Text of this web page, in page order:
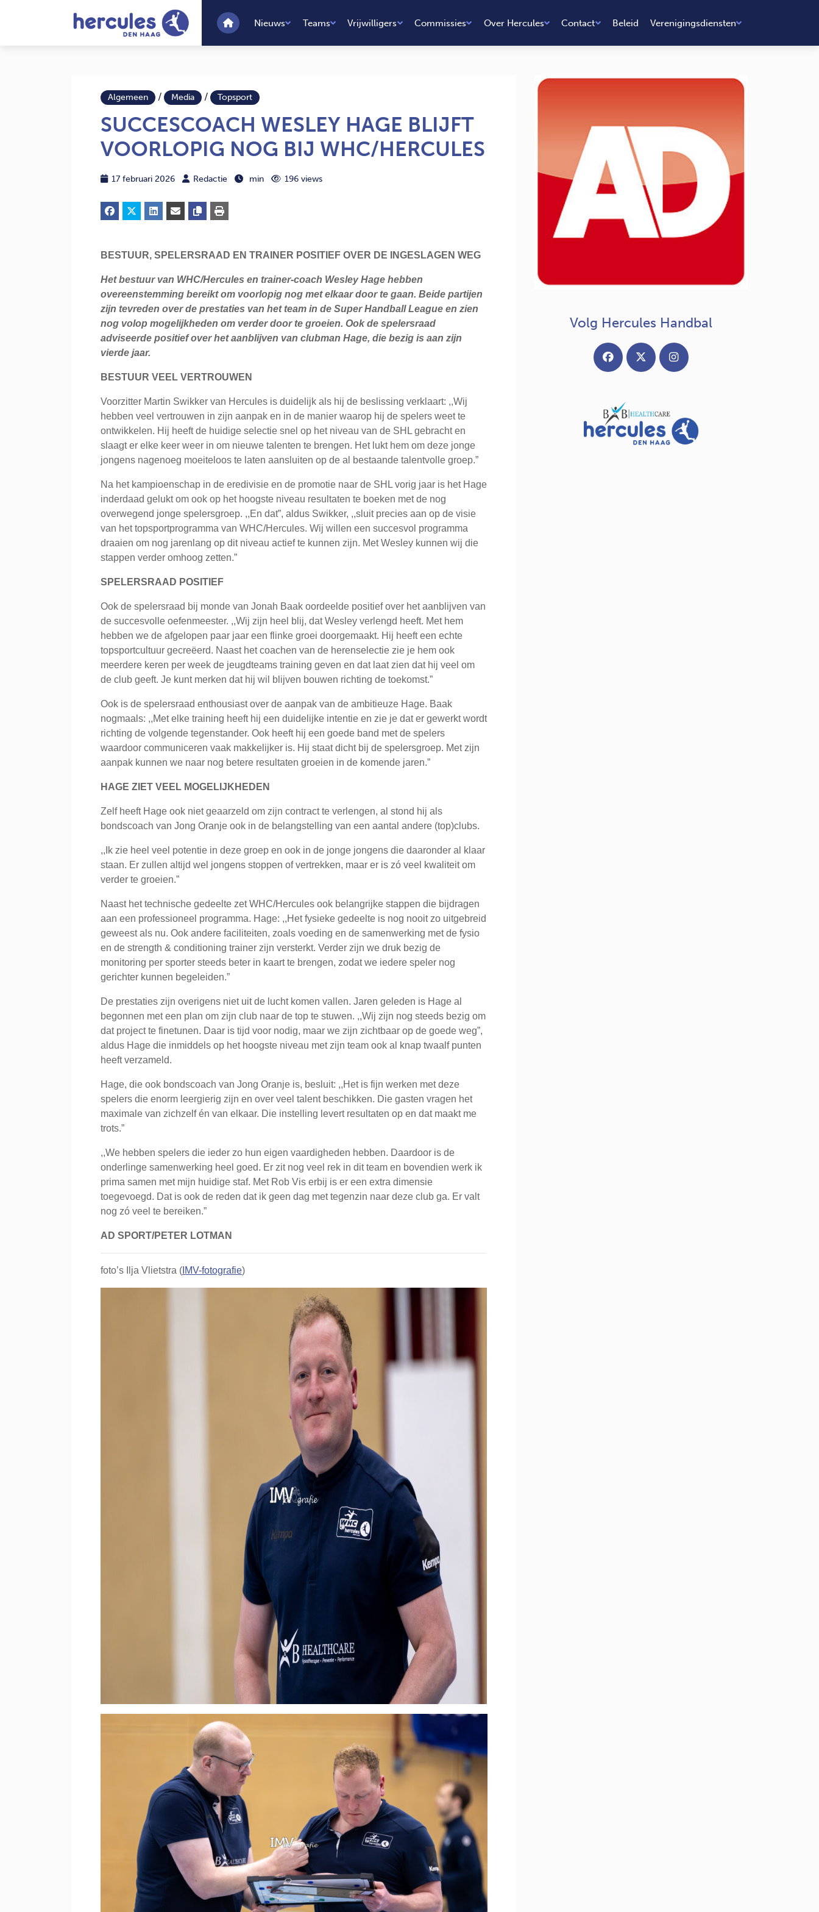
Nieuws Teams Vrijwilligers Commissies Over Hercules Contact Beleid Verenigingsdiensten
Algemeen / Media / Topsport
SUCCESCOACH WESLEY HAGE BLIJFT
VOORLOPIG NOG BIJ WHC/HERCULES
17 februari 2026 Redactie min 196 views
BESTUUR, SPELERSRAAD EN TRAINER POSITIEF OVER DE INGESLAGEN WEG
Het bestuur van WHC/Hercules en trainer-coach Wesley Hage hebben
overeenstemming bereikt om voorlopig nog met elkaar door te gaan. Beide partijen
zijn tevreden over de prestaties van het team in de Super Handball League en zien
nog volop mogelijkheden om verder door te groeien. Ook de spelersraad
adviseerde positief over het aanblijven van clubman Hage, die bezig is aan zijn
vierde jaar.
BESTUUR VEEL VERTROUWEN
Voorzitter Martin Swikker van Hercules is duidelijk als hij de beslissing verklaart: ,,Wij
hebben veel vertrouwen in zijn aanpak en in de manier waarop hij de spelers weet te
ontwikkelen. Hij heeft de huidige selectie snel op het niveau van de SHL gebracht en
slaagt er elke keer weer in om nieuwe talenten te brengen. Het lukt hem om deze jonge
jongens nagenoeg moeiteloos te laten aansluiten op de al bestaande talentvolle groep.”
Na het kampioenschap in de eredivisie en de promotie naar de SHL vorig jaar is het Hage
inderdaad gelukt om ook op het hoogste niveau resultaten te boeken met de nog
overwegend jonge spelersgroep. ,,En dat”, aldus Swikker, ,,sluit precies aan op de visie
van het topsportprogramma van WHC/Hercules. Wij willen een succesvol programma
draaien om nog jarenlang op dit niveau actief te kunnen zijn. Met Wesley kunnen wij die
stappen verder omhoog zetten.”
SPELERSRAAD POSITIEF
Ook de spelersraad bij monde van Jonah Baak oordeelde positief over het aanblijven van
de succesvolle oefenmeester. ,,Wij zijn heel blij, dat Wesley verlengd heeft. Met hem
hebben we de afgelopen paar jaar een flinke groei doorgemaakt. Hij heeft een echte
topsportcultuur gecreëerd. Naast het coachen van de herenselectie zie je hem ook
meerdere keren per week de jeugdteams training geven en dat laat zien dat hij veel om
de club geeft. Je kunt merken dat hij wil blijven bouwen richting de toekomst.”
Ook is de spelersraad enthousiast over de aanpak van de ambitieuze Hage. Baak
nogmaals: ,,Met elke training heeft hij een duidelijke intentie en zie je dat er gewerkt wordt
richting de volgende tegenstander. Ook heeft hij een goede band met de spelers
waardoor communiceren vaak makkelijker is. Hij staat dicht bij de spelersgroep. Met zijn
aanpak kunnen we naar nog betere resultaten groeien in de komende jaren.”
HAGE ZIET VEEL MOGELIJKHEDEN
Zelf heeft Hage ook niet geaarzeld om zijn contract te verlengen, al stond hij als
bondscoach van Jong Oranje ook in de belangstelling van een aantal andere (top)clubs.
,,Ik zie heel veel potentie in deze groep en ook in de jonge jongens die daaronder al klaar
staan. Er zullen altijd wel jongens stoppen of vertrekken, maar er is zó veel kwaliteit om
verder te groeien.”
Naast het technische gedeelte zet WHC/Hercules ook belangrijke stappen die bijdragen
aan een professioneel programma. Hage: ,,Het fysieke gedeelte is nog nooit zo uitgebreid
geweest als nu. Ook andere faciliteiten, zoals voeding en de samenwerking met de fysio
en de strength & conditioning trainer zijn versterkt. Verder zijn we druk bezig de
monitoring per sporter steeds beter in kaart te brengen, zodat we iedere speler nog
gerichter kunnen begeleiden.”
De prestaties zijn overigens niet uit de lucht komen vallen. Jaren geleden is Hage al
begonnen met een plan om zijn club naar de top te stuwen. ,,Wij zijn nog steeds bezig om
dat project te finetunen. Daar is tijd voor nodig, maar we zijn zichtbaar op de goede weg”,
aldus Hage die inmiddels op het hoogste niveau met zijn team ook al knap twaalf punten
heeft verzameld.
Hage, die ook bondscoach van Jong Oranje is, besluit: ,,Het is fijn werken met deze
spelers die enorm leergierig zijn en over veel talent beschikken. Die gasten vragen het
maximale van zichzelf én van elkaar. Die instelling levert resultaten op en dat maakt me
trots.”
,,We hebben spelers die ieder zo hun eigen vaardigheden hebben. Daardoor is de
onderlinge samenwerking heel goed. Er zit nog veel rek in dit team en bovendien werk ik
prima samen met mijn huidige staf. Met Rob Vis erbij is er een extra dimensie
toegevoegd. Dat is ook de reden dat ik geen dag met tegenzin naar deze club ga. Er valt
nog zó veel te bereiken.”
AD SPORT/PETER LOTMAN
foto’s Ilja Vlietstra ( IMV-fotografie)
Volg Hercules Handbal